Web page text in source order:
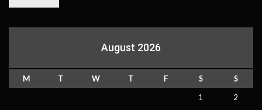
August 2026
M T W T F S
S
1
2